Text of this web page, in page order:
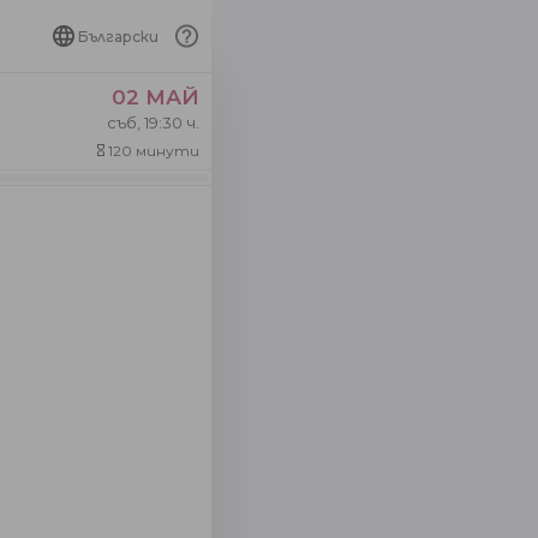
Български
02 МАЙ
съб, 19:30 ч.
hourglass_empty 120 минути